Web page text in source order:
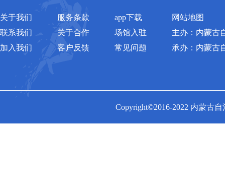
关于我们
联系我们
加入我们
服务条款
关于合作
客户反馈
app下载
场馆入驻
常见问题
网站地图
主办：内蒙古
承办：内蒙古
Copyright©2016-2022 内蒙古